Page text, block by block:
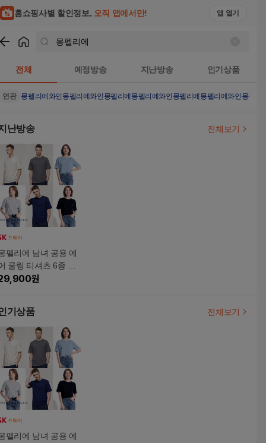
홈쇼핑사별 할인정보, 오직 앱에서만! 앱 열기
전체 예정방송 지난방송 인기상품
연관 몽펠리에와인 몽펠리에와인몽펠리에 몽펠리에와인몽펠리에 몽펠리에와인몽펠리
난방송 전체보기
펠리에 남녀 공용 에
쿨링 티셔츠 6종 세
원
기상품 전체보기
펠리에 남녀 공용 에